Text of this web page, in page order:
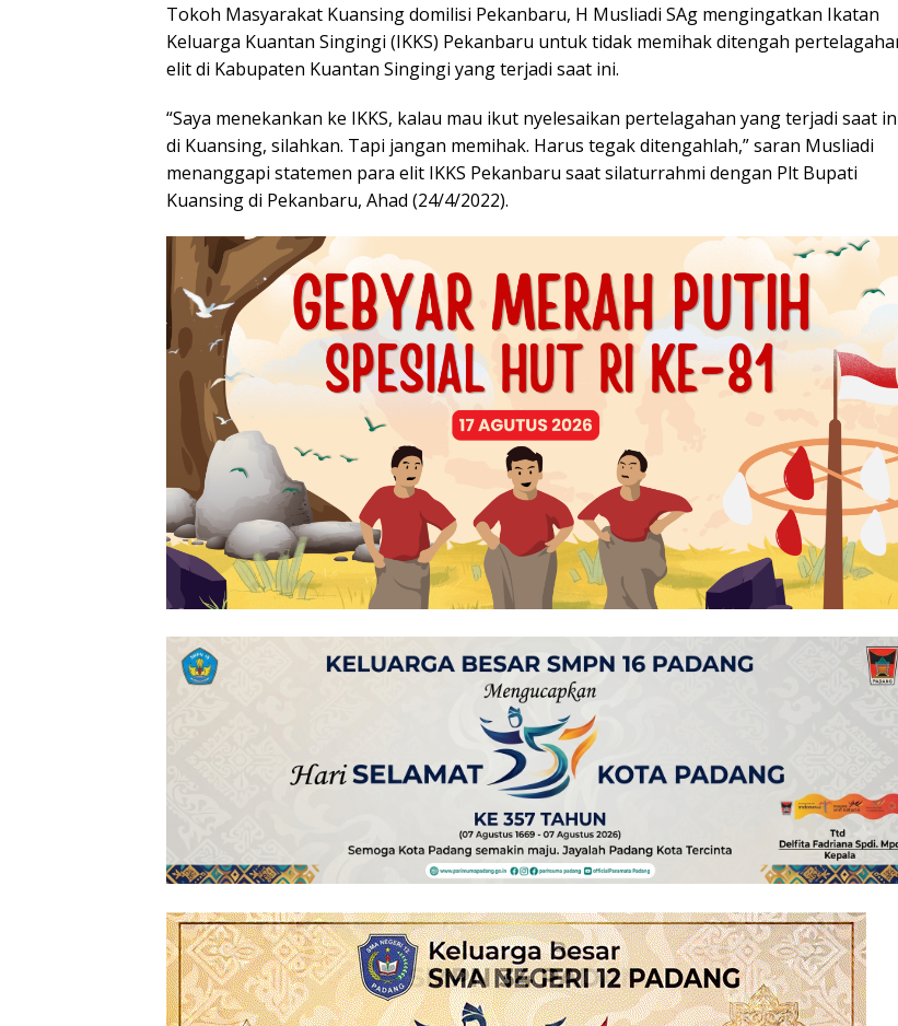
Tokoh Masyarakat Kuansing domilisi Pekanbaru, H Musliadi SAg mengingatkan Ikatan
Keluarga Kuantan Singingi (IKKS) Pekanbaru untuk tidak memihak ditengah
elit di Kabupaten Kuantan Singingi yang terjadi saat ini.
“Saya menekankan ke IKKS, kalau mau ikut nyelesaikan pertelagahan yang terjadi saat
di Kuansing, silahkan. Tapi jangan memihak. Harus tegak ditengahlah,” saran Musliadi
menanggapi statemen para elit IKKS Pekanbaru saat silaturrahmi dengan Plt Bupati
Kuansing di Pekanbaru, Ahad (24/4/2022).